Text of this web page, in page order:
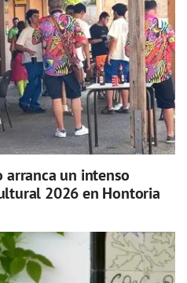
arranca un intenso
2026 en Hontoria